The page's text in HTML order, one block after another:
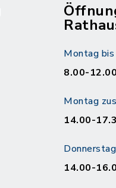
Montag
8.00-
Montag
14.00-
14.00-